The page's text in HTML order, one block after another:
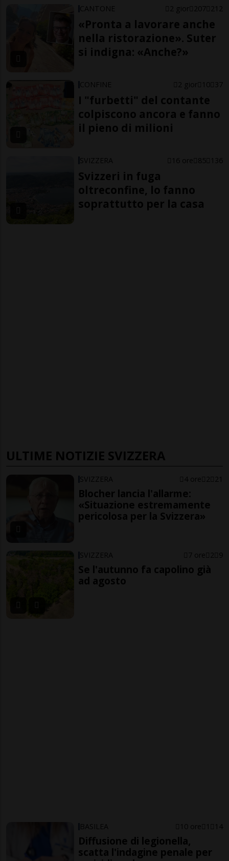
CANTONE 2 gior 207 212
«Pronta a lavorare anche
nella ristorazione». Suter
si indigna: «Anche?»
CONFINE 2 gior 10 37
I "furbetti" del contante
colpiscono ancora e fanno
il pieno di milioni
SVIZZERA 16 ore 85 136
Svizzeri in fuga
oltreconfine, lo fanno
soprattutto per la casa
ULTIME NOTIZIE SVIZZERA
SVIZZERA 4 ore 2 21
Blocher lancia l'allarme:
«Situazione estremamente
pericolosa per la Svizzera»
SVIZZERA 7 ore 2 9
Se l'autunno fa capolino già
ad agosto
BASILEA 10 ore 1 14
Diffusione di legionella,
scatta l'indagine penale per